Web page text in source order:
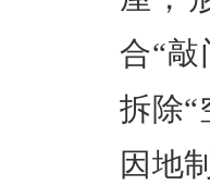
合“
拆除“
因地